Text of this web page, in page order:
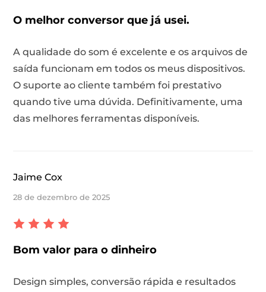
O melhor conversor que já usei.
A qualidade do som é excelente e os arquivos de
saída funcionam em todos os meus dispositivos.
O suporte ao cliente também foi prestativo
quando tive uma dúvida. Definitivamente, uma
das melhores ferramentas disponíveis.
Jaime Cox
28 de dezembro de 2025
Bom valor para o dinheiro
Design simples, conversão rápida e resultados